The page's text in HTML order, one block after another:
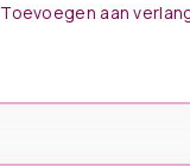
Toevoegen aan